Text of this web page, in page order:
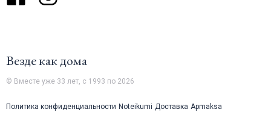
Везде как дома
© Вместе уже 33 лет, с 1993 по 2026
Политика конфиденциальности Noteikumi Доставка Apmaksa